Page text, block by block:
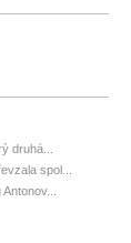
druhá...
spol...